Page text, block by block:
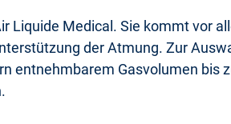
Liquide Medical. Sie kommt vor
der Atmung. Zur
entnehmbarem Gasvolumen bis